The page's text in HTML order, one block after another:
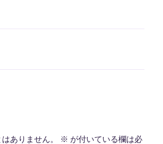
ありません。 ※ が付いている欄は必